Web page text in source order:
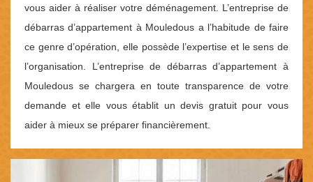
vous aider à réaliser votre déménagement. L’entreprise de
débarras d’appartement à Mouledous a l’habitude de faire
ce genre d’opération, elle possède l’expertise et le sens de
l’organisation. L’entreprise de débarras d’appartement à
Mouledous se chargera en toute transparence de votre
demande et elle vous établit un devis gratuit pour vous
aider à mieux se préparer financièrement.